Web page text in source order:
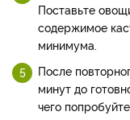
Поставьте
содержимое
минимума.
После
минут до
чего